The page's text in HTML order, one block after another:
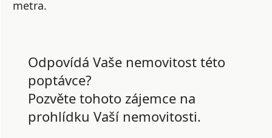
metra.
Odpovídá Vaše nemovitost této
poptávce?
Pozvěte tohoto zájemce na
prohlídku Vaší nemovitosti.